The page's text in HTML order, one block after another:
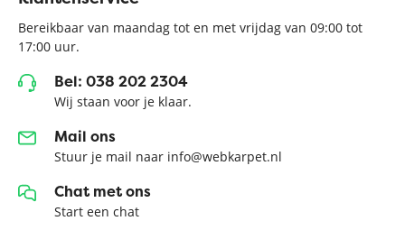
Bereikbaar van maandag tot en met vrijdag van 09:00 tot
17:00 uur.
Bel: 038 202 2304
Wij staan voor je klaar.
Mail ons
Stuur je mail naar info@webkarpet.nl
Chat met ons
Start een chat